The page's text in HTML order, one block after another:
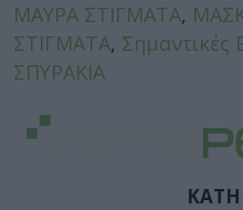
ΜΑΥΡΑ ΣΤΙΓΜΑΤΑ,
ΣΤΙΓΜΑΤΑ, Σημαντικές
ΣΠΥΡΑΚΙΑ